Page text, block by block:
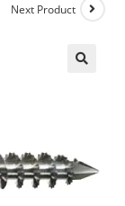
Next Product